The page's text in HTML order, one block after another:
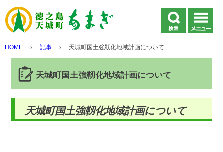
HOME › 記事 › 天城町国土強靱化地域計画について
天城町国土強靱化地域計画について
天城町国土強靱化地域計画について